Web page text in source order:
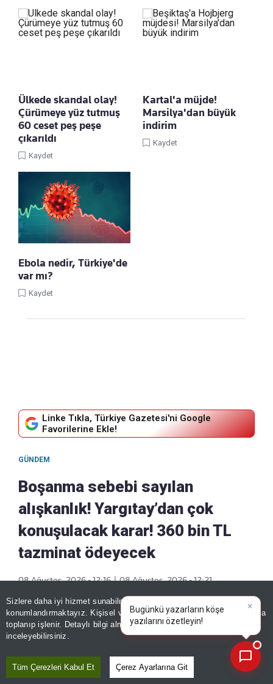
Sizlere daha iyi hizmet sunabilmek adına sitemizde
konumlandırmaktayız. Kişisel verileriniz, KVKK ve GDPR kapsamında
toplanıp işlenir. Detaylı bilgi almak içinAydınlatma Metnimizi
inceleyebilirsiniz.
Tüm Çerezleri Kabul Et Çerez Ayarlarına Git
Ülkede skandal olay!
Çürümeye yüz tutmuş
60 ceset peş peşe
çıkarıldı
Kaydet
Kartal'a müjde!
Marsilya'dan büyük
indirim
Kaydet
Ebola nedir, Türkiye'de
var mı?
Kaydet
Linke Tıkla, Türkiye Gazetesi'ni Google
Favorilerine Ekle!
GÜNDEM
Boşanma sebebi sayılan
alışkanlık! Yargıtay’dan çok
konuşulacak karar! 360 bin TL
tazminat ödeyecek
08 Ağustos, 2026 - 12:16 | 08 Ağustos, 2026 - 12:21
×
Bugünkü yazarların köşe
yazılarını özetl |